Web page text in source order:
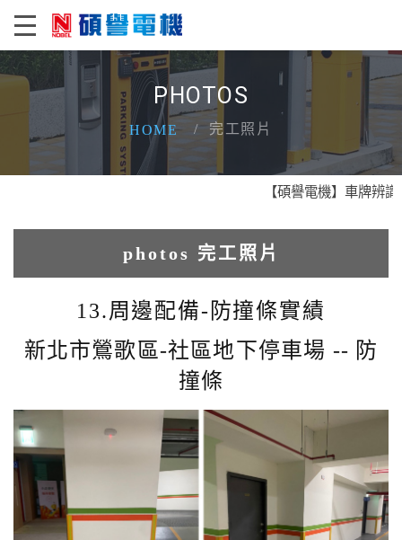
PHOTOS
HOME 完工照片
【碩譽電機】車牌辨識
photos 完工照片
1.人臉辨識系統實績
2.電動柵欄機系列實績
3.車牌辨識收費系統實績
4.車牌辨識收費系統-客製化實績
5.停車收費系統系列實績
6.停車收費系統-地閘式實績
13.周邊配備-防撞條實績
新北市鶯歌區-社區地下停車場 -- 防
撞條